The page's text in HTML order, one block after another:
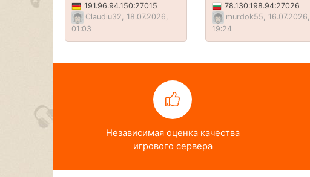
191.96.94.150:27015
Claudiu32, 18.07.2026,
01:03
78.130.198.94:27026
murdok55, 16.07.2026,
19:24
Независимая оценка качества
игрового сервера